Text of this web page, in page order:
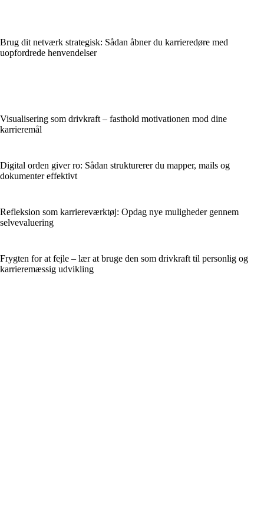
Brug dit netværk strategisk: Sådan åbner du karrieredøre med
uopfordrede henvendelser
Visualisering som drivkraft – fasthold motivationen mod dine
karrieremål
Digital orden giver ro: Sådan strukturerer du mapper, mails og
dokumenter effektivt
Refleksion som karriereværktøj: Opdag nye muligheder gennem
selvevaluering
Frygten for at fejle – lær at bruge den som drivkraft til personlig og
karrieremæssig udvikling